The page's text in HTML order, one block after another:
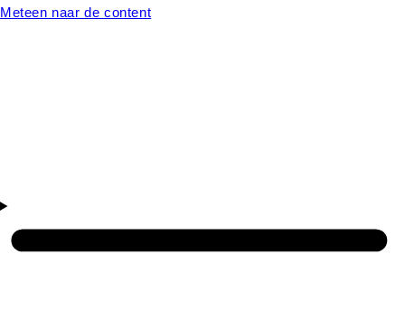
Meteen naar de content